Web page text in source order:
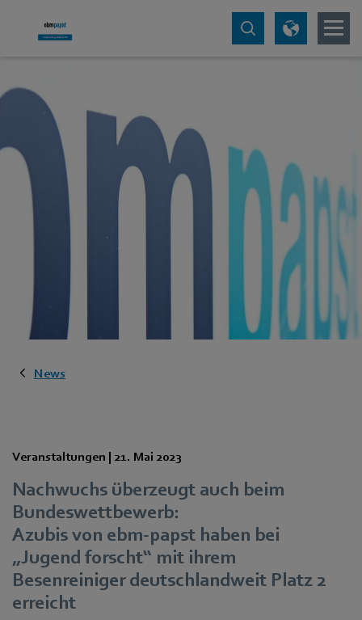
News
Veranstaltungen | 21. Mai 2023
Nachwuchs überzeugt auch beim
Bundeswettbewerb:
Azubis von ebm‑papst haben bei
„Jugend forscht“ mit ihrem
Besenreiniger deutschlandweit Platz 2
erreicht